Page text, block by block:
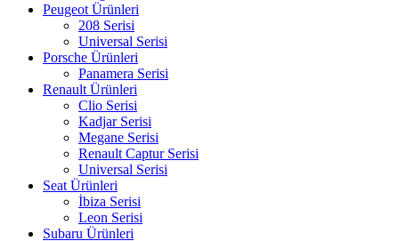
Peugeot Ürünleri
208 Serisi
Universal Serisi
Porsche Ürünleri
Panamera Serisi
Renault Ürünleri
Clio Serisi
Kadjar Serisi
Megane Serisi
Renault Captur Serisi
Universal Serisi
Seat Ürünleri
İbiza Serisi
Leon Serisi
Subaru Ürünleri